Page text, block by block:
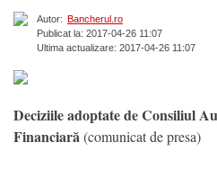
Autor: Bancherul.ro
Publicat la: 2017-04-26 11:07
Ultima actualizare: 2017-04-26 11:07
Deciziile adoptate de Consiliul
Financiară(comunicat de presa)